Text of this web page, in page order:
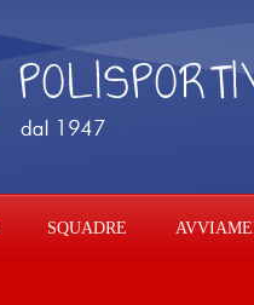
SQUADRE